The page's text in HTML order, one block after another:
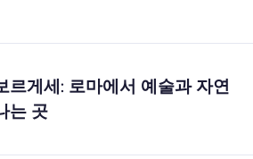
르게세: 로마에서 예술과 자연
는 곳